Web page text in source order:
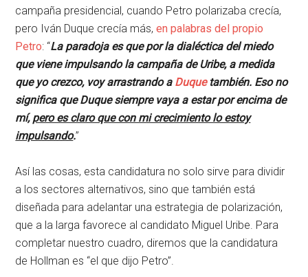
campaña presidencial, cuando Petro polarizaba crecía,
pero Iván Duque crecía más,en palabras del propio
Petro: “La paradoja es que por la dialéctica del miedo
que viene impulsando la campaña de Uribe, a medida
que yo crezco, voy arrastrando a Duque también. Eso no
significa que Duque siempre vaya a estar por encima de
mí,pero es claro que con mi crecimiento lo estoy
impulsando.”
Así las cosas, esta candidatura no solo sirve para dividir
a los sectores alternativos, sino que también está
diseñada para adelantar una estrategia de polarización,
que a la larga favorece al candidato Miguel Uribe. Para
completar nuestro cuadro, diremos que la candidatura
de Hollman es “el que dijo Petro”.